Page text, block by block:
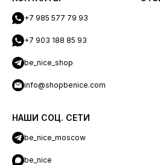
+7 985 577 79 93
+7 903 188 85 93
be_nice_shop
info@shopbenice.com
НАШИ СОЦ. СЕТИ
be_nice_moscow
be_nice